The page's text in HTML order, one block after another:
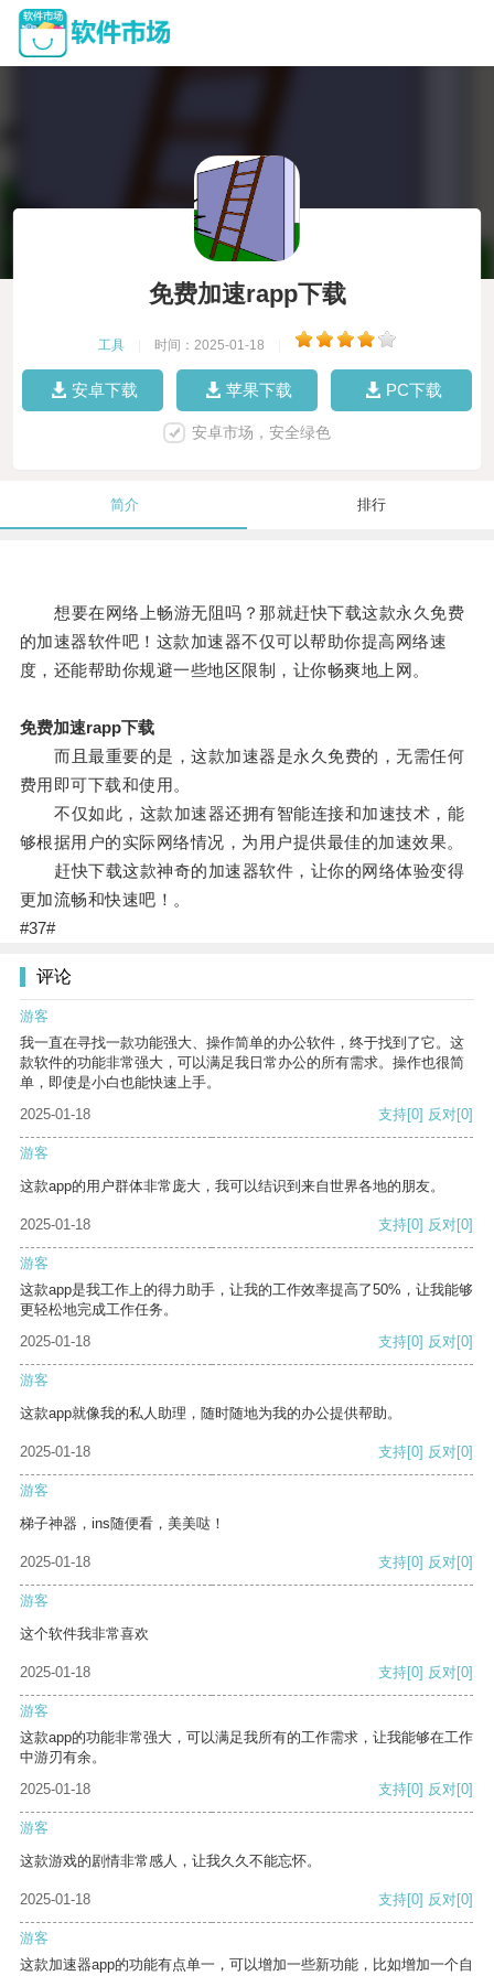
免费加速rapp下载
工具 时间：2025-01-18
安卓下载 苹果下载 PC下载
安卓市场，安全绿色
简介 排行
想要在网络上畅游无阻吗？那就赶快下载这款永久免费
的加速器软件吧！这款加速器不仅可以帮助你提高网络速
度，还能帮助你规避一些地区限制，让你畅爽地上网。
免费加速rapp下载
而且最重要的是，这款加速器是永久免费的，无需任何
费用即可下载和使用。
不仅如此，这款加速器还拥有智能连接和加速技术，能
够根据用户的实际网络情况，为用户提供最佳的加速效果。
赶快下载这款神奇的加速器软件，让你的网络体验变得
更加流畅和快速吧！。
#37#
评论
游客
我一直在寻找一款功能强大、操作简单的办公软件，终于找到了它。这
款软件的功能非常强大，可以满足我日常办公的所有需求。操作也很简
单，即使是小白也能快速上手。
2025-01-18
支持[0] 反对[0]
游客
这款app的用户群体非常庞大，我可以结识到来自世界各地的朋友。
2025-01-18 支持[0] 反对[0]
游客
这款app是我工作上的得力助手，让我的工作效率提高了50%，让我能够
更轻松地完成工作任务。
2025-01-18
支持[0] 反对[0]
游客
这款app就像我的私人助理，随时随地为我的办公提供帮助。
2025-01-18 支持[0] 反对[0]
游客
梯子神器，ins随便看，美美哒！
2025-01-18 支持[0] 反对[0]
游客
这个软件我非常喜欢
2025-01-18 支持[0] 反对[0]
游客
这款app的功能非常强大，可以满足我所有的工作需求，让我能够在工作
中游刃有余。
2025-01-18
支持[0] 反对[0]
游客
这款游戏的剧情非常感人，让我久久不能忘怀。
2025-01-18 支持[0] 反对[0]
游客
这款加速器app的功能有点单一，可以增加一些新功能，比如增加一个自